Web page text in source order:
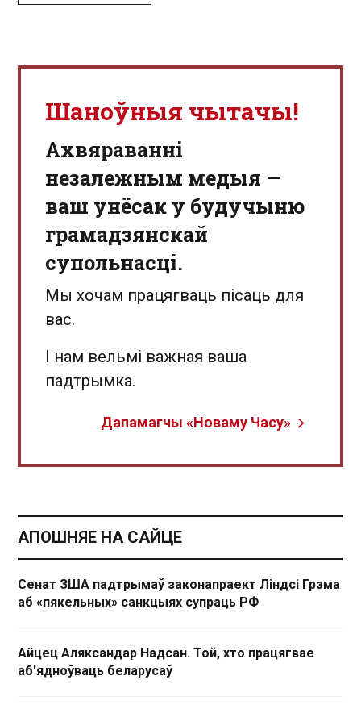
Шаноўныя чытачы!
Aхвяраванні
незалежным медыя —
ваш унёсак у будучыню
грамадзянскай
супольнасці.
Мы хочам працягваць пісаць для
вас.
І нам вельмі важная ваша
падтрымка.
Дапамагчы «Новаму Часу»
АПОШНЯЕ НА САЙЦЕ
Сенат ЗША падтрымаў законапраект Ліндсі Грэма
аб «пякельных» санкцыях супраць РФ
Айцец Аляксандар Надсан. Той, хто працягвае
аб'ядноўваць беларусаў